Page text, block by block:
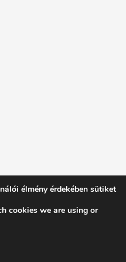
by WordPress
élmény érdekében sütiket
cookies we are using or